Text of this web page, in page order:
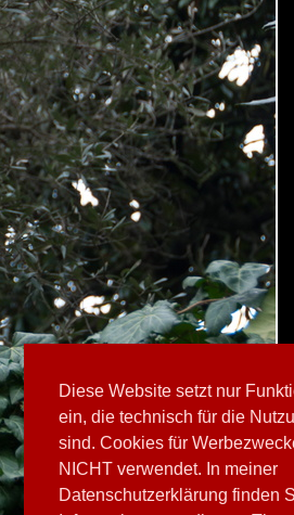
Diese Website setzt nur
ein, die technisch für die
sind. Cookies für
NICHT verwendet. In meiner
Datenschutzerklärung finden